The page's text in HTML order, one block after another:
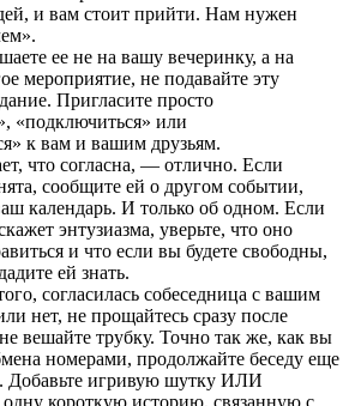
и вам стоит прийти. Нам нужен
ее не на вашу вечеринку, а на
мероприятие, не подавайте эту
Пригласите просто
«подключиться» или
к вам и вашим друзьям.
что согласна, — отлично. Если
сообщите ей о другом событии,
календарь. И только об одном. Если
энтузиазма, уверьте, что оно
и что если вы будете свободны,
ей знать.
согласилась собеседница с вашим
нет, не прощайтесь сразу после
вешайте трубку. Точно так же, как вы
номерами, продолжайте беседу еще
Добавьте игривую шутку ИЛИ
короткую историю, связанную с